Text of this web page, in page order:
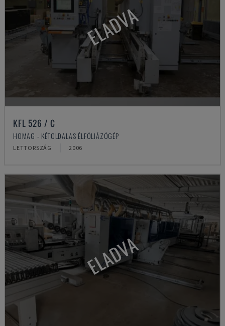
ELADVA
KFL 526 / C
HOMAG - KÉTOLDALAS ÉLFÓLIÁZÓGÉP
LETTORSZÁG 2006
ELADVA